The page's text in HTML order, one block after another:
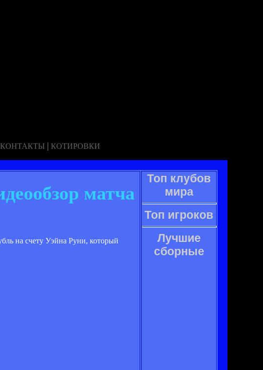
КОНТАКТЫ | КОТИРОВКИ
матча
на счету Уэйна Руни, который
Топ клубов
мира
Топ игроков
Лучшие
сборные